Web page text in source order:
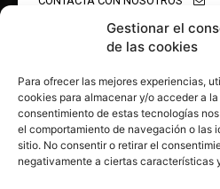
Gestionar el
de las cookies
Para ofrecer las mejores experiencias,
cookies para almacenar y/o acceder a
consentimiento de estas tecnologías
el comportamiento de navegación o las
sitio. No consentir o retirar el
negativamente a ciertas características
POLÍTICA DE PRIVACIDAD
POLÍTICA DE COOKIES
© 2026 Todos los derechos